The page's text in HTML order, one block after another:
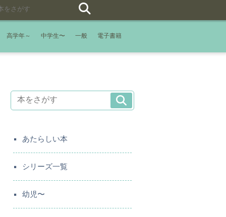
高学年～ 中学生〜 一般 電子書籍
あたらしい本
シリーズ一覧
幼児〜